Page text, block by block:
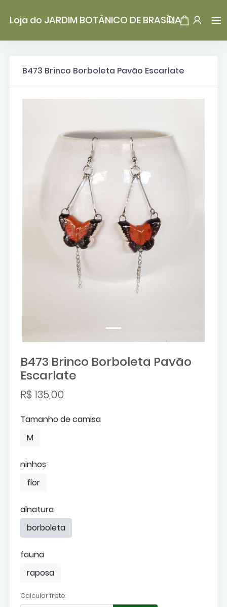
Loja do JARDIM BOTÂNICO DE BRASÍLIA
B473 Brinco Borboleta Pavão Escarlate
B473 Brinco Borboleta Pavão
Escarlate
R$ 135,00
Tamanho de camisa
M
ninhos
flor
alnatura
borboleta
fauna
raposa
Calcular frete: